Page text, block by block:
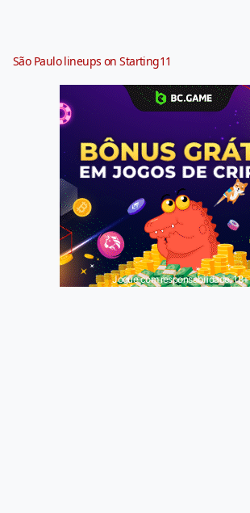
São Paulo lineups on Starting11
Jogue com responsabilidade. 18+